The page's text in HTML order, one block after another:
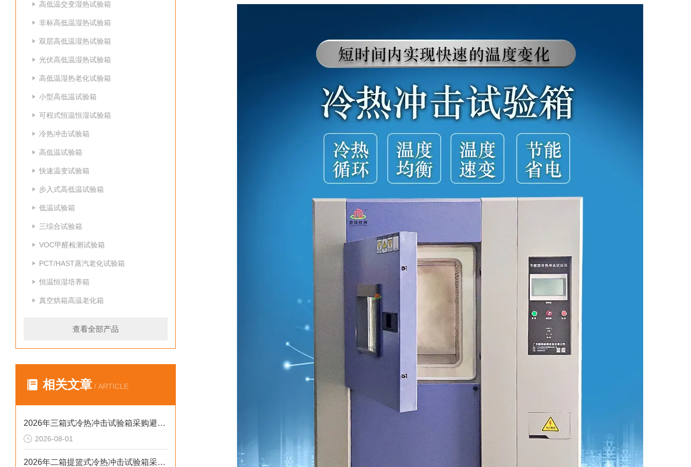
高低温交变湿热试验箱
非标高低温湿热试验箱
双层高低温湿热试验箱
光伏高低温湿热试验箱
高低温湿热老化试验箱
小型高低温试验箱
可程式恒温恒湿试验箱
冷热冲击试验箱
高低温试验箱
快速温变试验箱
步入式高低温试验箱
低温试验箱
三综合试验箱
VOC甲醛检测试验箱
PCT/HAST蒸汽老化试验箱
恒温恒湿培养箱
真空烘箱高温老化箱
查看全部产品
相关文章 / ARTICLE
2026年三箱式冷热冲击试验箱采购避坑：静测工况、参数与合规选型逻辑
2026-08-01
2026年二箱提篮式冷热冲击试验箱采购避坑：参数、工况与合规逻辑